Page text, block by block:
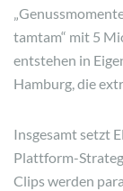
tamtam“ mit 5
entstehen in
Hamburg, die
Insgesamt setzt
Plattform-
Clips werden